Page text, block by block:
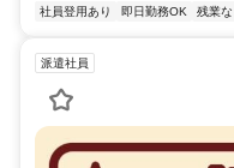
社員登用あり 即日勤務OK 残業な
派遣社員